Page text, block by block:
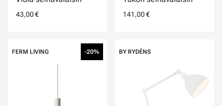
43,00 € 141,00 €
FERM LIVING -20% BY RYDÉNS